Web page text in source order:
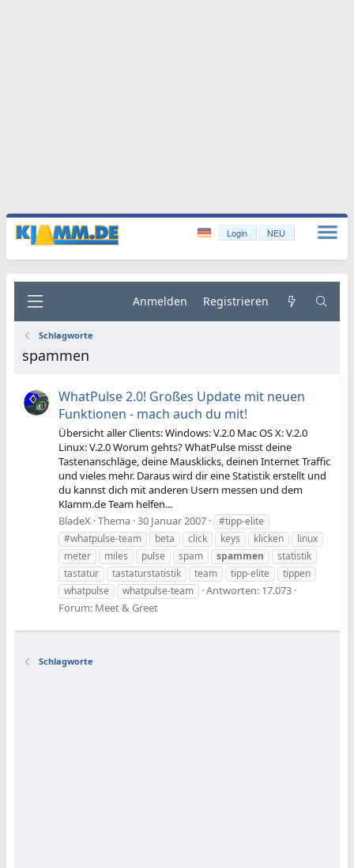
Login NEU
Anmelden Registrieren
Schlagworte
spammen
WhatPulse 2.0! Großes Update mit neuen
Funktionen - mach auch du mit!
Übersicht aller Clients: Windows: V.2.0 Mac OS X: V.2.0
Linux: V.2.0 Worum gehts? WhatPulse misst deine
Tastenanschläge, deine Mausklicks, deinen Internet Traffic
und vieles mehr. Daraus wird dir eine Statistik erstellt und
du kannst dich mit anderen Usern messen und dem
Klamm.de Team helfen...
BladeX Thema 30 Januar 2007
#tipp-elite
#whatpulse-team
beta click keys klicken
linux
meter
miles pulse spam spammen
statistik
tastatur
tastaturstatistik team tipp-elite
tippen
whatpulse
whatpulse-team
Antworten: 17.073
Forum: Meet & Greet
Schlagworte